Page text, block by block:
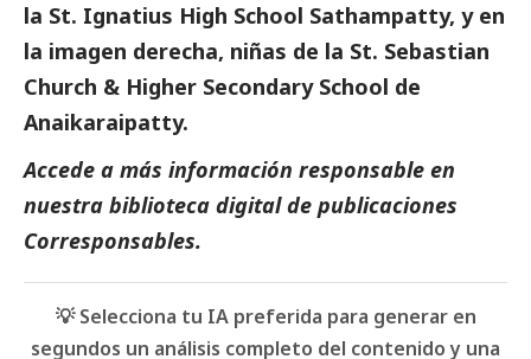
la St. Ignatius High School Sathampatty, y en
la imagen derecha, niñas de la St. Sebastian
Church & Higher Secondary School de
Anaikaraipatty.
Accede a más información responsable en
nuestra biblioteca digital de publicaciones
Corresponsables.
💡 Selecciona tu IA preferida para generar en
segundos un análisis completo del contenido y una